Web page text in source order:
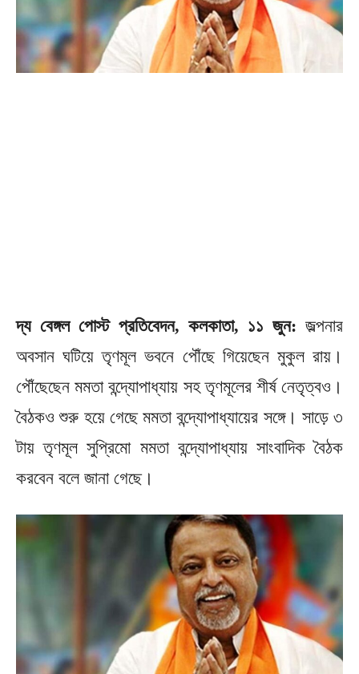
দ্য বেঙ্গল পোস্ট প্রতিবেদন, কলকাতা, ১১ জুন: জল্পনার
অবসান ঘটিয়ে তৃণমূল ভবনে পৌঁছে গিয়েছেন মুকুল রায়।
পৌঁছেছেন মমতা বন্দ্যোপাধ্যায় সহ তৃণমূলের শীর্ষ নেতৃত্বও।
বৈঠকও শুরু হয়ে গেছে মমতা বন্দ্যোপাধ্যায়ের সঙ্গে। সাড়ে ৩
টায় তৃণমূল সুপ্রিমো মমতা বন্দ্যোপাধ্যায় সাংবাদিক বৈঠক
করবেন বলে জানা গেছে।